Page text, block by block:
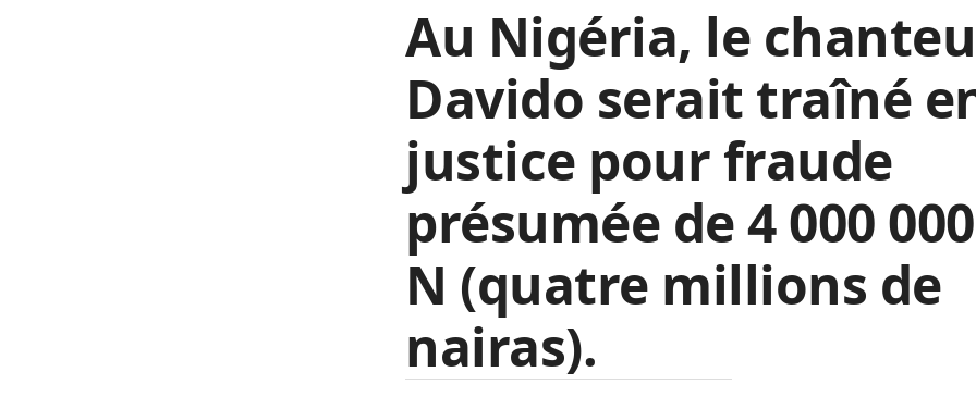
Au Nigéria, le
Davido serait traîné
justice pour fraude
présumée de 4 000
N (quatre millions de
nairas).